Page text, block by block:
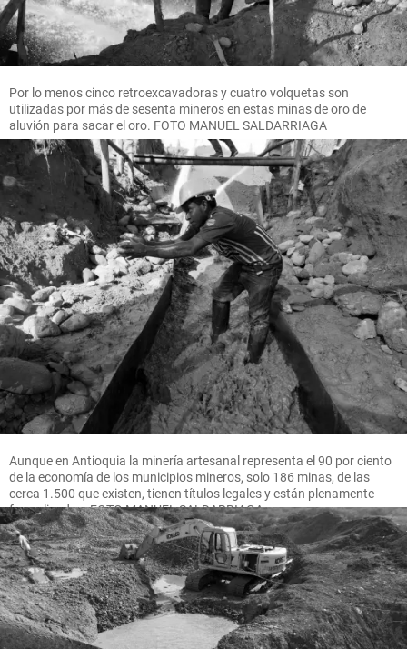
Por lo menos cinco retroexcavadoras y cuatro volquetas son
utilizadas por más de sesenta mineros en estas minas de oro de
aluvión para sacar el oro. FOTO MANUEL SALDARRIAGA
Aunque en Antioquia la minería artesanal representa el 90 por ciento
de la economía de los municipios mineros, solo 186 minas, de las
cerca 1.500 que existen, tienen títulos legales y están plenamente
formalizadas. FOTO MANUEL SALDARRIAGA